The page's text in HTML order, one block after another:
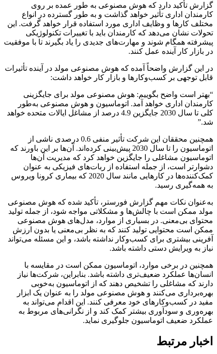
گزارش تأکید دارد که هوش مصنوعی به طور عمده بر روی
کارمندان اداری تأثیر خواهد گذاشت و به طور گسترده در انواع
مختلف کارها و وظایف اداری مورد استفاده قرار خواهد گرفت. این
تحولات نشان می‌دهد که کارمندان باید با تغییرات تکنولوژیکی
پیشرفته همگام شوند و مهارت‌های جدیدی را یاد بگیرند تا با موفقیت
در بازار کار آینده عمل کنند.
در این گزارش واضحاً آمده که هوش مصنوعی مولد در آینده تأثیرات
قابل توجهی بر کسب‌وکارها و بازار کار خواهد داشت:
“بهتر است واضح بگوییم: هوش مصنوعی مولد برای جایگزینی
کارمندان اداری خواهد آمد. اتوماسیون و هوش مصنوعی به‌طور
کلی تا سال 2030 جایگزین 4.9 درصد از مشاغل ایالات متحده خواهد
شد.”
همچنین محققان این شرکت تأثیر منفی 0.6 درصدی ناشی از
اتوماسیون را تا سال 2030 پیش‌بینی کرده‌اند. آن‌ها بر این باورند که
اتوماسیون مشاغلی را جایگزین خواهد کرد که مدیریت آن‌ها
دشوارتر است، از جمله استفاده از ربات‌های فیزیکی به عنوان
کمک‌کننده‌ها در کارهایی مانند سال 2020 که بیماری کرونا ویروس
به همه‌گیری رسید.
به‌عنوان نکات مهم گزارش فورستر، تأکید شده که هوش مصنوعی
مولد ممکن است با چالش‌ها و مشکلاتی مواجه شود، از جمله تولید
محتوای بی‌معنی. در بسیاری از موارد، مدل‌های هوش مصنوعی
ممکن است محتوایی تولید کنند که به نظر بی‌معنی یا بدون ارزش
آفرینی بیشتری برای کسب‌وکار نداشته باشد، و این مسئله می‌تواند
نیاز به ویرایش دستی داشته باشد.
همچنین در برخی موارد، اتوماسیون ممکن است در مقایسه با
انسان‌ها عملکرد ضعیف‌تری داشته باشد. بنابراین، شرکت‌ها نیاز
دارند که مشاغلی را تشخیص دهند که از اتوماسیون به‌خوبی
بهره‌برداری می‌کنند و هوش مصنوعی مولد را به عنوان یک ابزار
مفید در کسب‌وکار‌های خود معرفی کنند. این اقدام می‌تواند به
بهره‌وری و سودآوری بیشتر کمک کند و از نگرانی‌های مربوط به
عملکرد ضعیف اتوماسیون جلوگیری نماید.
اخبار مرتبط